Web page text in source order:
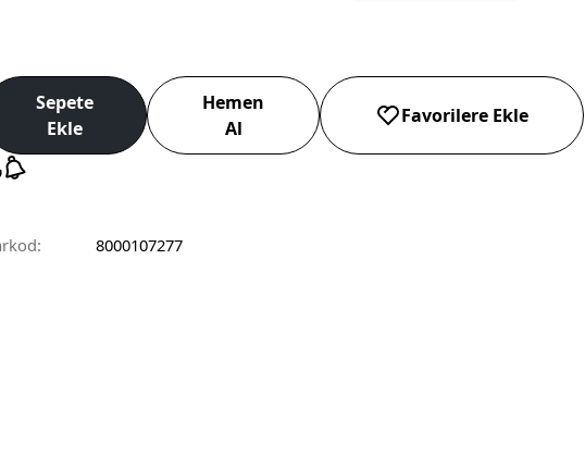
Sepete
Ekle
Hemen
Al
Favorilere Ekle
8000107277